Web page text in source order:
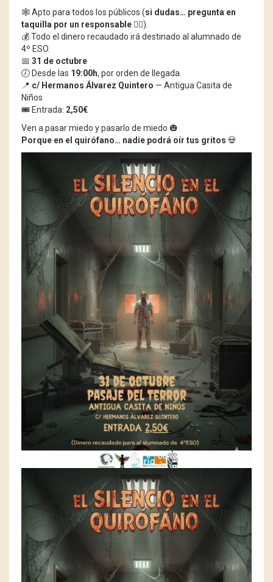
🕸️ Apto para todos los públicos (si dudas… pregunta en
taquilla por un responsable 🧙‍♀️).
💰 Todo el dinero recaudado irá destinado al alumnado de
4º ESO.
📅 31 de octubre
🕖 Desde las 19:00h, por orden de llegada.
📍 c/ Hermanos Álvarez Quintero — Antigua Casita de
Niños
🎟️ Entrada: 2,50€
Ven a pasar miedo y pasarlo de miedo 🎃
Porque en el quirófano… nadie podrá oír tus gritos 💀